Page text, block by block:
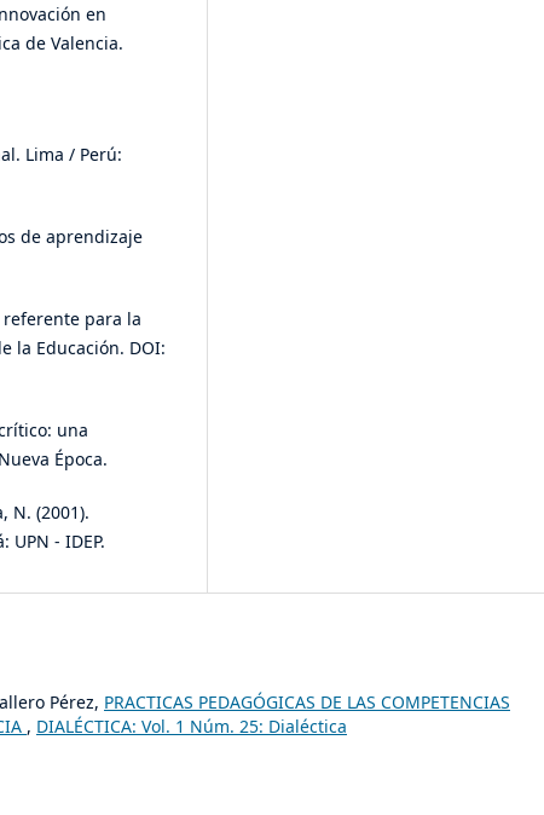
en
de Valencia.
Lima / Perú:
de aprendizaje
para la
la Educación. DOI:
una
Época.
N. (2001).
- IDEP.
Pérez, PRACTICAS PEDAGÓGICAS DE LAS COMPETENCIAS
, DIALÉCTICA: Vol. 1 Núm. 25: Dialéctica